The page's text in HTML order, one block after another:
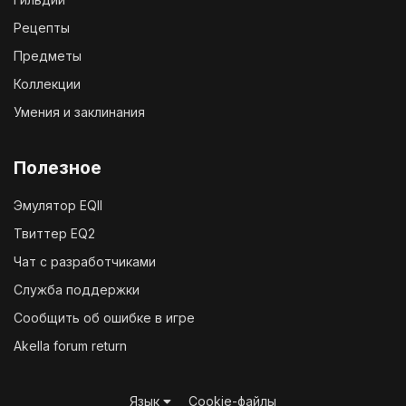
Рецепты
Предметы
Коллекции
Умения и заклинания
Полезное
Эмулятор EQII
Твиттер EQ2
Чат с разработчиками
Служба поддержки
Сообщить об ошибке в игре
Akella forum return
Язык Cookie-файлы